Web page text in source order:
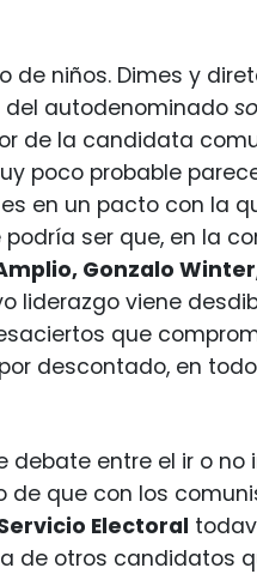
niños. Dimes y
autodenominado
de la candidata
poco probable
en un pacto con la
ser que, en la
Gonzalo Winter
liderazgo viene
que
descontado, en
debate entre el ir o no
de que con los
Electoral
de otros candidatos